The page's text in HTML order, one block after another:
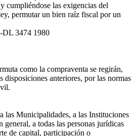
cumpliéndose las exigencias del
permutar un bien raíz fiscal por un
DL 3474 1980
como la compraventa se regirán,
disposiciones anteriores, por las normas
Municipalidades, a las Instituciones
general, a todas las personas jurídicas
de capital, participación o